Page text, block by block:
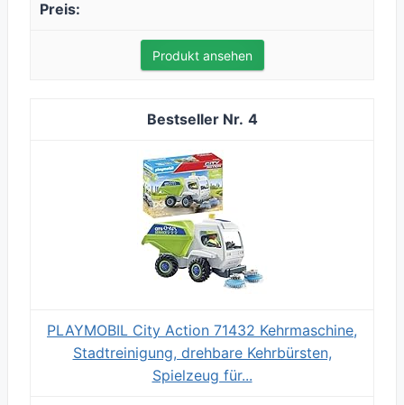
Produkt ansehen
4
PLAYMOBIL City Action 71432 Kehrmaschine,
Stadtreinigung, drehbare Kehrbürsten,
Spielzeug für...